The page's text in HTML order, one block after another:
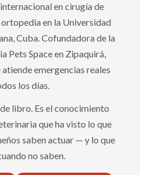
en cirugía de
en la Universidad
Cuba. Cofundadora de la
Pets Space en Zipaquirá,
emergencias reales
los días.
libro. Es el conocimiento
que ha visto lo que
saben actuar — y lo que
no saben.